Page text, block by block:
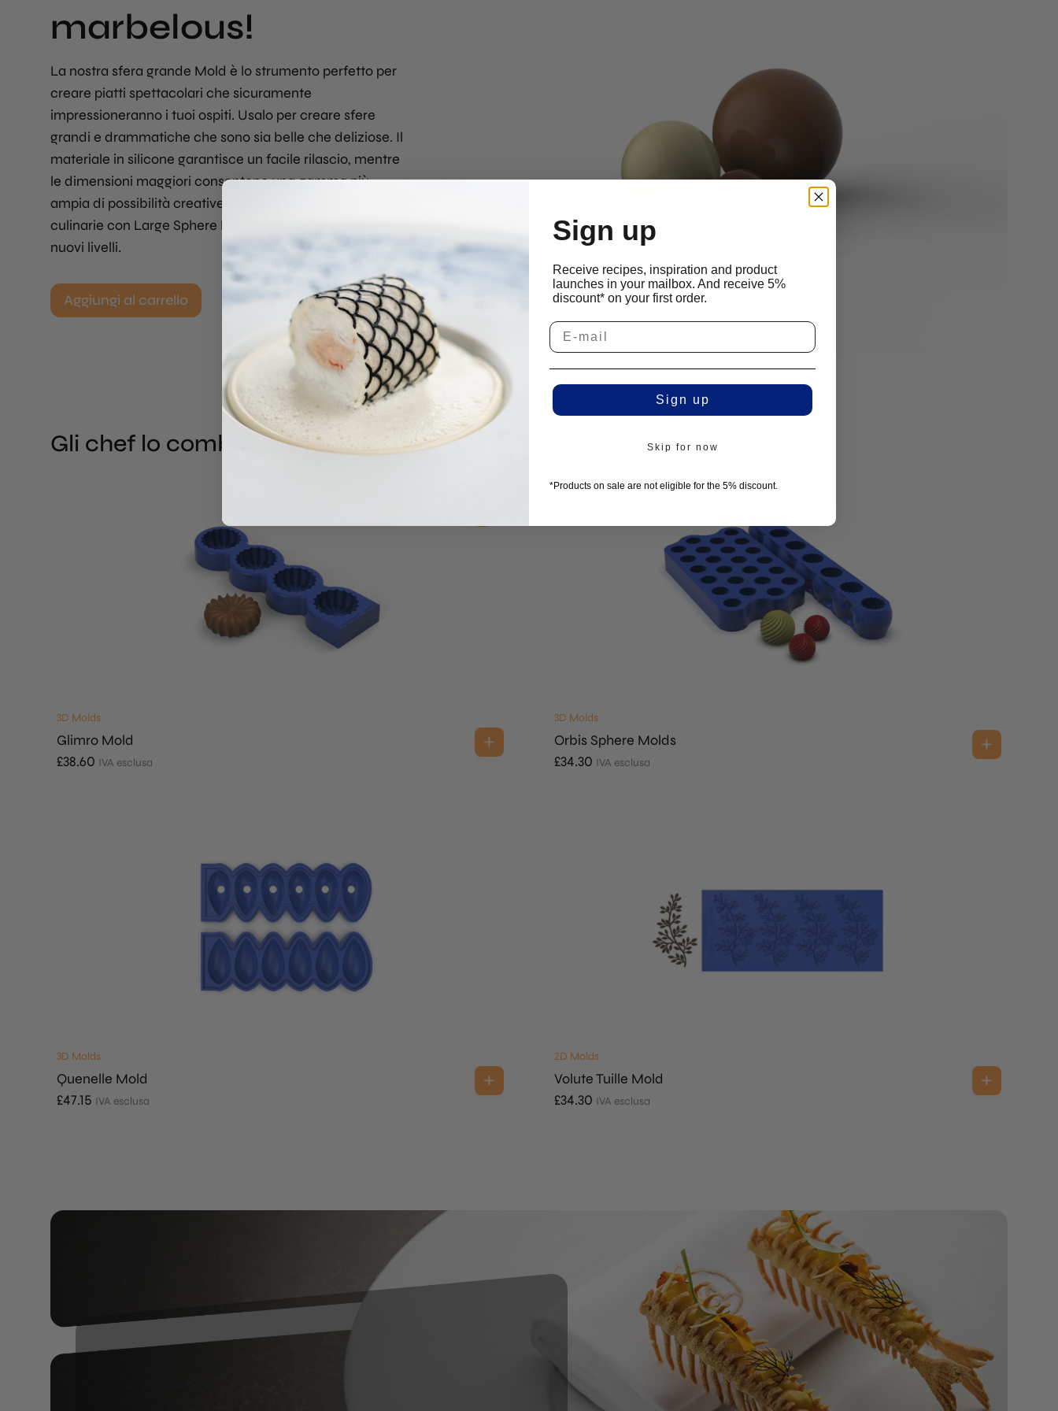
marbelous!
La nostra sfera grande Mold è lo strumento perfetto per
creare piatti spettacolari che sicuramente
impressioneranno i tuoi ospiti. Usalo per creare sfere
grandi e drammatiche che sono sia belle che deliziose. Il
materiale in silicone garantisce un facile rilascio, mentre
le dimensioni maggiori consentono una gamma più
ampia di possibilità creative. Eleva le tue creazioni
culinarie con Large Sphere Mold e porta i tuoi piatti a
nuovi livelli.
Aggiungi al carrello
Gli chef lo combinano spesso con
3D Molds
Glimro Mold
£38.60 IVA esclusa
3D Molds
Orbis Sphere Molds
£34.30 IVA esclusa
3D Molds
Quenelle Mold
£47.15 IVA esclusa
2D Molds
Volute Tuille Mold
£34.30 IVA esclusa
Sign up
Receive recipes, inspiration and product
launches in your mailbox. And receive 5%
discount* on your first order.
Sign up
Skip for now
*Products on sale are not eligible for the 5% discount.